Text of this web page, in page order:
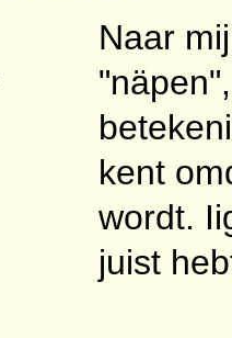
Naar
kent
wordt.
juist